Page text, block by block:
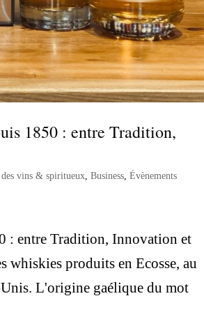
1850 : entre Tradition,
vins & spiritueux,Business,Évènements
: entre Tradition, Innovation et
whiskies produits en Ecosse, au
L'origine gaélique du mot